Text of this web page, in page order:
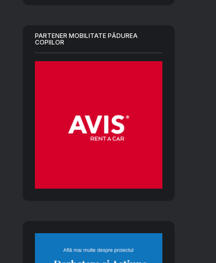
PARTENER MOBILITATE PĂDUREA
COPIILOR